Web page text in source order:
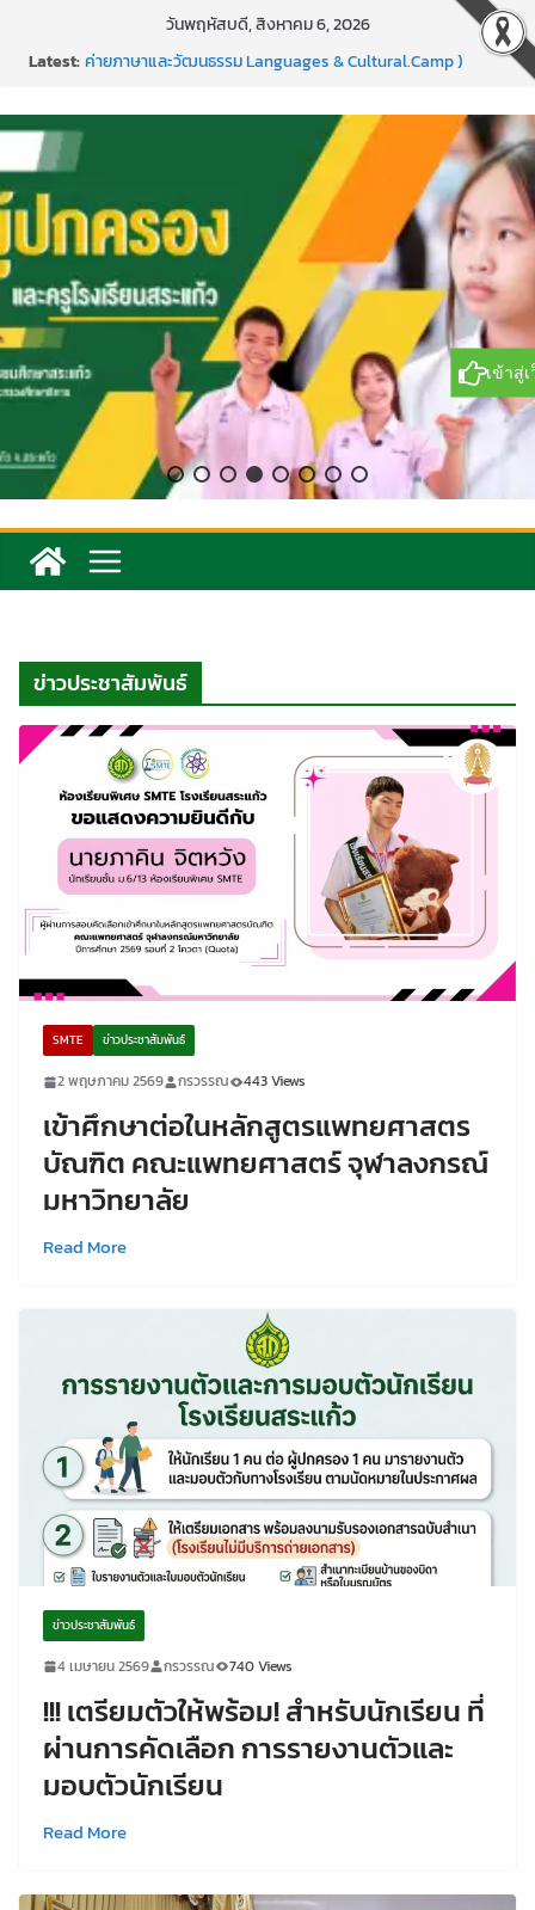
content
วันพฤหัสบดี, สิงหาคม 6, 2026
Latest:
แข่งขันกีฬาบาสเกตบอลรายการ “ออมสิน Youth Sports
Festival ๒๕๖๙”
กิจกรรมบริจาคโลหิต ยิ่งให้ยิ่งได้ ครั้งที่ 51
การพัฒนานวัตกรรมบอร์ดเกม เพื่อการเรียนรู้เชิงรุก ประจำปี
ข่าวประชาสัมพันธ์
SMTE ข่าวประชาสัมพันธ์
2 พฤษภาคม 2569 กรวรรณ 443 Views
เข้าศึกษาต่อในหลักสูตรแพทยศาสตร
บัณฑิต คณะแพทยศาสตร์ จุฬาลงกรณ์
มหาวิทยาลัย
Read More
ข่าวประชาสัมพันธ์
4 เมษายน 2569 กรวรรณ 740 Views
!!! เตรียมตัวให้พร้อม! สำหรับนักเรียน ที่
ผ่านการคัดเลือก การรายงานตัวและ
มอบตัวนักเรียน
Read More